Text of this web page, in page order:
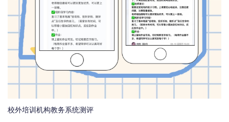
校外培训机构教务系统测评